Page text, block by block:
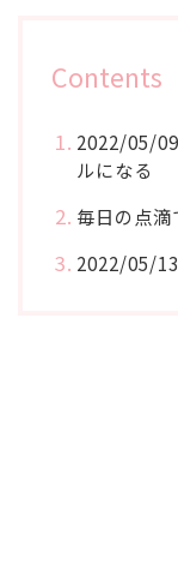
Contents
2022/05/
ルになる
毎日の点
2022/05/